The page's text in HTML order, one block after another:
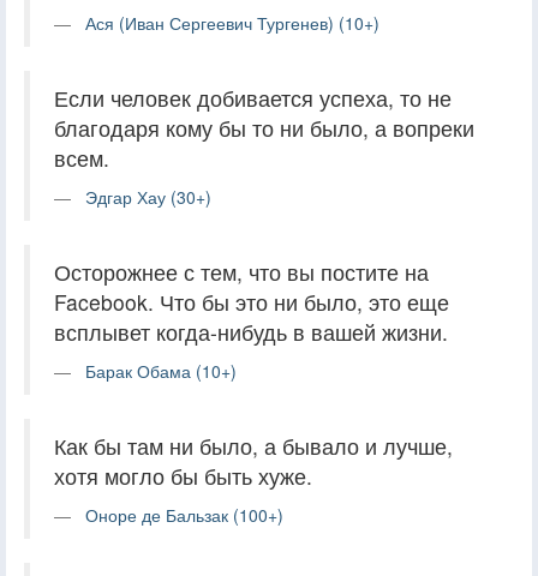
Ася (Иван Сергеевич Тургенев) (10+)
Если человек добивается успеха, то не
благодаря кому бы то ни было, а вопреки
всем.
Эдгар Хау (30+)
Осторожнее с тем, что вы постите на
Facebook. Что бы это ни было, это еще
всплывет когда-нибудь в вашей жизни.
Барак Обама (10+)
Как бы там ни было, а бывало и лучше,
хотя могло бы быть хуже.
Оноре де Бальзак (100+)